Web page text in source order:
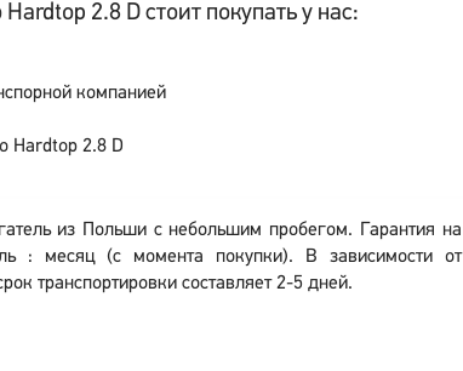
2.8 D стоит покупать у нас:
компанией
Hardtop 2.8 D
из Польши с небольшим пробегом. Гарантия на
: месяц (с момента покупки). В зависимости от
транспортировки составляет 2-5 дней.